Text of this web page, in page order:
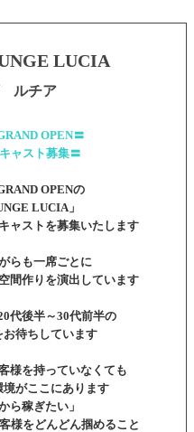
LUCIA
ルチア
OPEN〓
ャスト募集〓
OPENの
LUCIA」
ャストを募集いたします
らも一席ごとに
間作りを演出しています
代後半～30代前半の
待ちしています
様を持っていなくても
がここにあります
ら稼ぎたい」
様をどんどん掴めること